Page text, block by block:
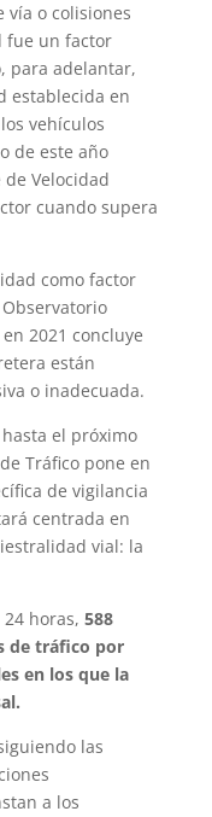
vía o colisiones
fue un factor
para adelantar,
establecida en
vehículos
de este año
Velocidad
cuando supera
como factor
2021 concluye
están
o inadecuada.
el próximo
Tráfico pone en
de vigilancia
centrada en
vial: la
horas, 588
de tráfico por
en los que la
las
a los